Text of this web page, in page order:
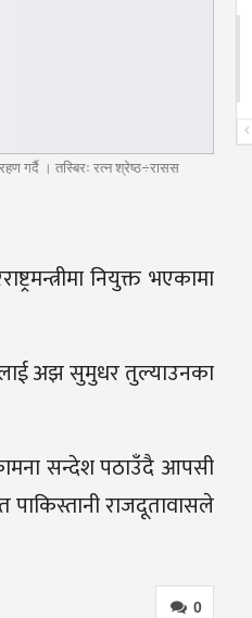
गर्दै । तस्बिरः रत्न श्रेष्ठ÷रासस
नियुक्त भएकामा
अझ सुमुधर तुल्याउनका
सन्देश पठाउँदै आपसी
राजदूतावासले
0